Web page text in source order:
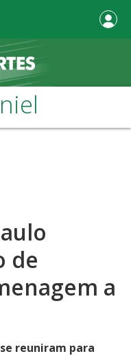
de
a
reuniram para